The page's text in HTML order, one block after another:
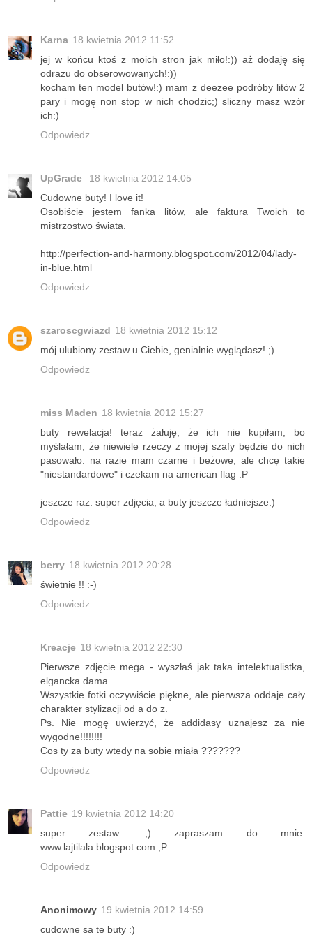
Karna 18 kwietnia 2012 11:52
jej w końcu ktoś z moich stron jak miło!:)) aż dodaję się
odrazu do obserowowanych!:))
kocham ten model butów!:) mam z deezee podróby litów 2
pary i mogę non stop w nich chodzic;) sliczny masz wzór
ich:)
Odpowiedz
UpGrade
18 kwietnia 2012 14:05
Cudowne buty! I love it!
Osobiście jestem fanka litów, ale faktura Twoich to
mistrzostwo świata.
http://perfection-and-harmony.blogspot.com/2012/04/lady-
in-blue.html
Odpowiedz
szaroscgwiazd 18 kwietnia 2012 15:12
mój ulubiony zestaw u Ciebie, genialnie wyglądasz! ;)
Odpowiedz
miss Maden 18 kwietnia 2012 15:27
buty rewelacja! teraz żałuję, że ich nie kupiłam, bo
myślałam, że niewiele rzeczy z mojej szafy będzie do nich
pasowało. na razie mam czarne i beżowe, ale chcę takie
"niestandardowe" i czekam na american flag :P
jeszcze raz: super zdjęcia, a buty jeszcze ładniejsze:)
Odpowiedz
berry 18 kwietnia 2012 20:28
świetnie !! :-)
Odpowiedz
Kreacje 18 kwietnia 2012 22:30
Pierwsze zdjęcie mega - wyszłaś jak taka intelektualistka,
elgancka dama.
Wszystkie fotki oczywiście piękne, ale pierwsza oddaje cały
charakter stylizacji od a do z.
Ps. Nie mogę uwierzyć, że addidasy uznajesz za nie
wygodne!!!!!!!!
Cos ty za buty wtedy na sobie miała ???????
Odpowiedz
Pattie 19 kwietnia 2012 14:20
super zestaw. ;) zapraszam do mnie.
www.lajtilala.blogspot.com ;P
Odpowiedz
Anonimowy 19 kwietnia 2012 14:59
cudowne sa te buty :)